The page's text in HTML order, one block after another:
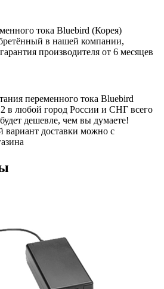
тока Bluebird (Корея)
в нашей компании,
производителя от 6 месяцев
переменного тока Bluebird
в любой город России и СНГ всего
дешевле, чем вы думаете!
вариант доставки можно с